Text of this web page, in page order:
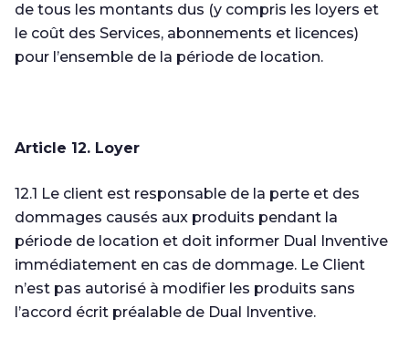
de tous les montants dus (y compris les loyers et
le coût des Services, abonnements et licences)
pour l’ensemble de la période de location.
Article 12. Loyer
12.1 Le client est responsable de la perte et des
dommages causés aux produits pendant la
période de location et doit informer Dual Inventive
immédiatement en cas de dommage. Le Client
n’est pas autorisé à modifier les produits sans
l’accord écrit préalable de Dual Inventive.